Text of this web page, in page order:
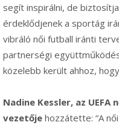
segít inspirálni, de
érdeklődjenek a sportág
vibráló női futball iránti
partnerségi
közelebb került ahhoz,
Nadine Kessler, az
vezetője hozzátette: “A